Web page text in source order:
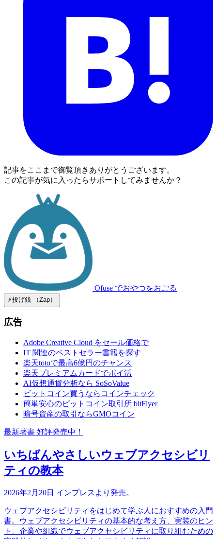
記事をここまで御覧頂きありがとうございます。
この記事が気に入ったらサポートしてみませんか？
Ofuse でおやつをおごる
⚡️投げ銭 （Zap）
広告
Adobe Creative Cloud をセール価格で
IT 関連のベストセラー書籍を探す
楽天totoで最高6億円のチャンス
楽天プレミアムカードでポイ活
AI仮想通貨分析なら SoSoValue
ビットコイン買うならコインチェック
簡単安心のビットコイン取引所 bitFlyer
暗号資産の取引ならGMOコイン
最新著書 好評発売中！
いちばんやさしいウェブアクセシビリ
ティの教本
2026年2月20日 インプレスより発売。
ウェブアクセシビリティをはじめて学ぶ人におすすめの入門
書。ウェブアクセシビリティの基本的な考え方、実装のヒン
ト、企業や組織でウェブアクセシビリティに取り組むための